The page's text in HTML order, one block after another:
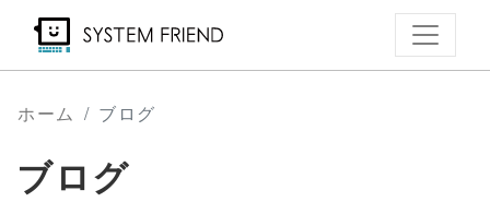
ン
コホーム ブログ
ブログ